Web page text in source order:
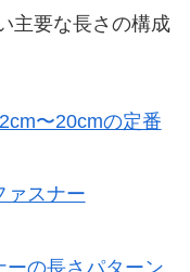
主要な長さの構成
〜20cmの定番
ァスナー
ーの長さパターン